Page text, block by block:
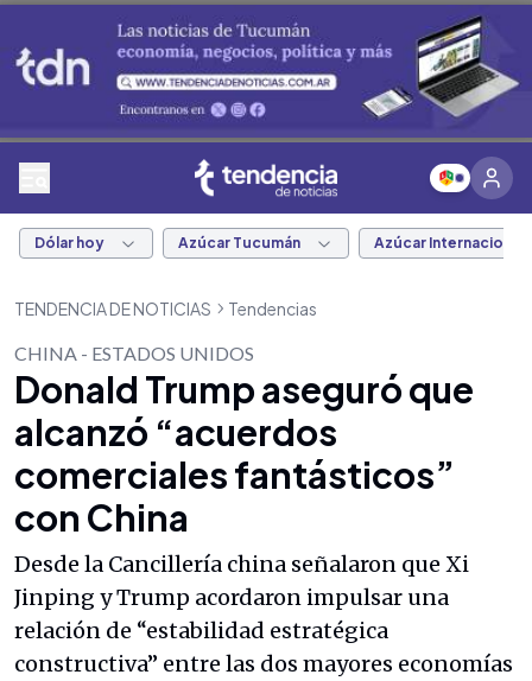
Dólar hoy Azúcar Tucumán Azúcar Internacional
TENDENCIA DE NOTICIAS Tendencias
CHINA - ESTADOS UNIDOS
Donald Trump aseguró que
alcanzó “acuerdos
comerciales fantásticos”
con China
Desde la Cancillería china señalaron que Xi
Jinping y Trump acordaron impulsar una
relación de “estabilidad estratégica
constructiva” entre las dos mayores economías